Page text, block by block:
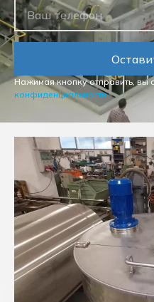
Нажимая кнопку отправить, вы
конфиденциальности